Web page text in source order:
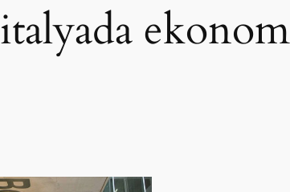
italyada